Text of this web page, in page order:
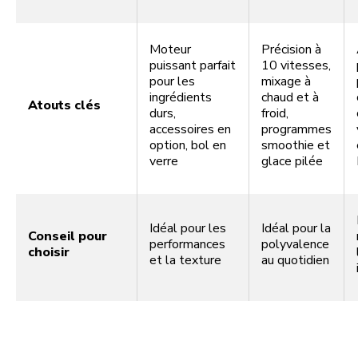
Atouts clés
Moteur
puissant parfait
pour les
ingrédients
durs,
accessoires en
option, bol en
verre
Précision à
10 vitesses,
mixage à
chaud et à
froid,
programmes
smoothie et
glace pilée
Conseil pour
choisir
Idéal pour les
performances
et la texture
Idéal pour la
polyvalence
au quotidien